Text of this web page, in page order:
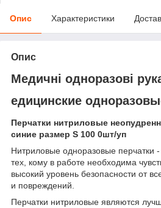
Опис Характеристики
Опис
Медичні одноразові
едицинские
Перчатки нитриловые
синие размер S 100 0шт/уп
Нитриловые одноразовые перчатки
тех, кому в работе необходима
высокий уровень безопасности от
и повреждений.
Перчатки нитриловые являются